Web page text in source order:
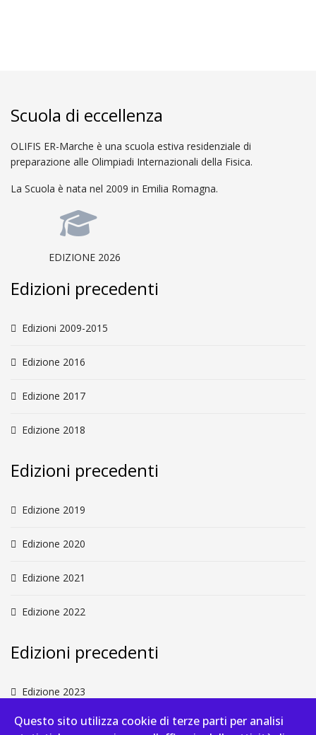
Scuola di eccellenza
OLIFIS ER-Marche è una scuola estiva residenziale di
preparazione alle Olimpiadi Internazionali della Fisica.
La Scuola è nata nel 2009 in Emilia Romagna.
EDIZIONE 2026
Edizioni precedenti
Edizioni 2009-2015
Edizione 2016
Edizione 2017
Edizione 2018
Edizioni precedenti
Edizione 2019
Edizione 2020
Edizione 2021
Edizione 2022
Edizioni precedenti
Edizione 2023
Edizione 2024
Questo sito utilizza cookie di terze parti per analisi